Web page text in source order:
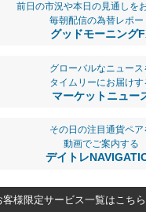
前日の市況や本日の見通しを
毎朝配信の為替レポー
グッドモーニング
グローバルなニュース
タイムリーにお届けす
マーケットニュー
その日の注目通貨ペア
動画でご案内する
デイトレ
客様限定サービス一覧はこちら